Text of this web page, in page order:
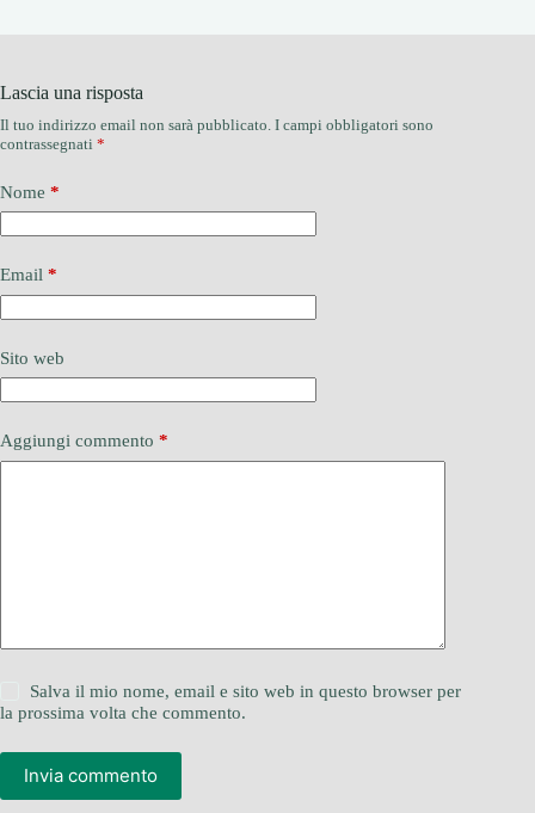
Lascia una risposta
Il tuo indirizzo email non sarà pubblicato. I campi obbligatori sono
contrassegnati *
Nome *
Email *
Sito web
Aggiungi commento *
Salva il mio nome, email e sito web in questo browser per
la prossima volta che commento.
Invia commento